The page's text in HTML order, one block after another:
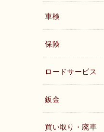
車検
保険
ロードサービス
鈑金
買い取り・廃車